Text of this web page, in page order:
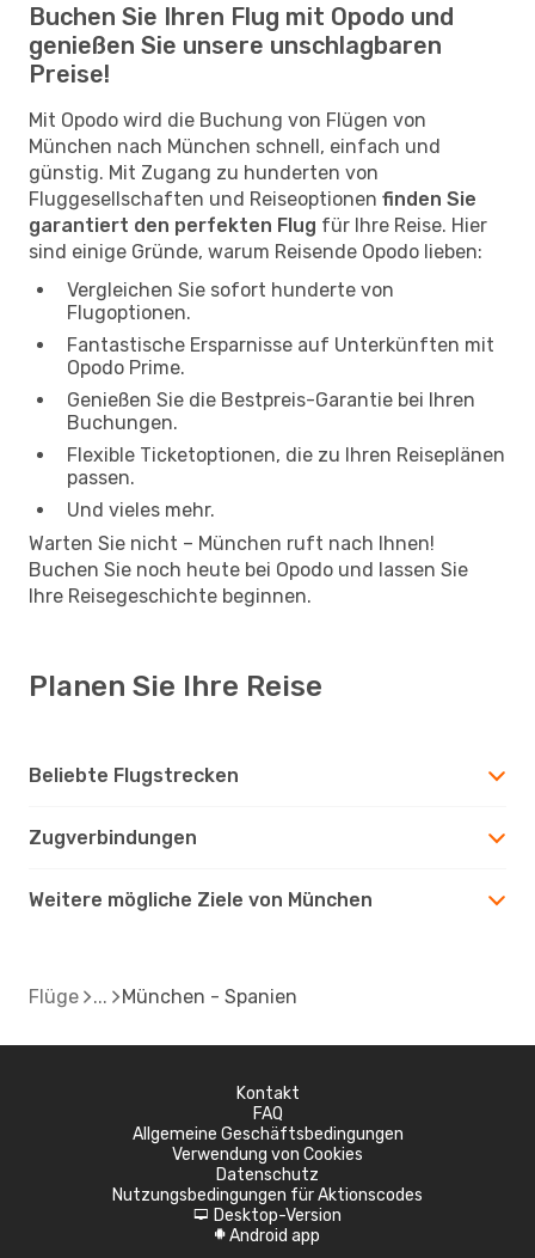
Buchen Sie Ihren Flug mit Opodo und
genießen Sie unsere unschlagbaren
Preise!
Mit Opodo wird die Buchung von Flügen von
München nach München schnell, einfach und
günstig. Mit Zugang zu hunderten von
Fluggesellschaften und Reiseoptionen finden Sie
garantiert den perfekten Flug für Ihre Reise. Hier
sind einige Gründe, warum Reisende Opodo lieben:
Vergleichen Sie sofort hunderte von
Flugoptionen.
Fantastische Ersparnisse auf Unterkünften mit
Opodo Prime.
Genießen Sie die Bestpreis-Garantie bei Ihren
Buchungen.
Flexible Ticketoptionen, die zu Ihren Reiseplänen
passen.
Und vieles mehr.
Warten Sie nicht – München ruft nach Ihnen!
Buchen Sie noch heute bei Opodo und lassen Sie
Ihre Reisegeschichte beginnen.
Planen Sie Ihre Reise
Beliebte Flugstrecken
Zugverbindungen
Weitere mögliche Ziele von München
Flüge München - Spanien
Kontakt
FAQ
Allgemeine Geschäftsbedingungen
Verwendung von Cookies
Datenschutz
Nutzungsbedingungen für Aktionscodes
d Desktop-Version
A Android app